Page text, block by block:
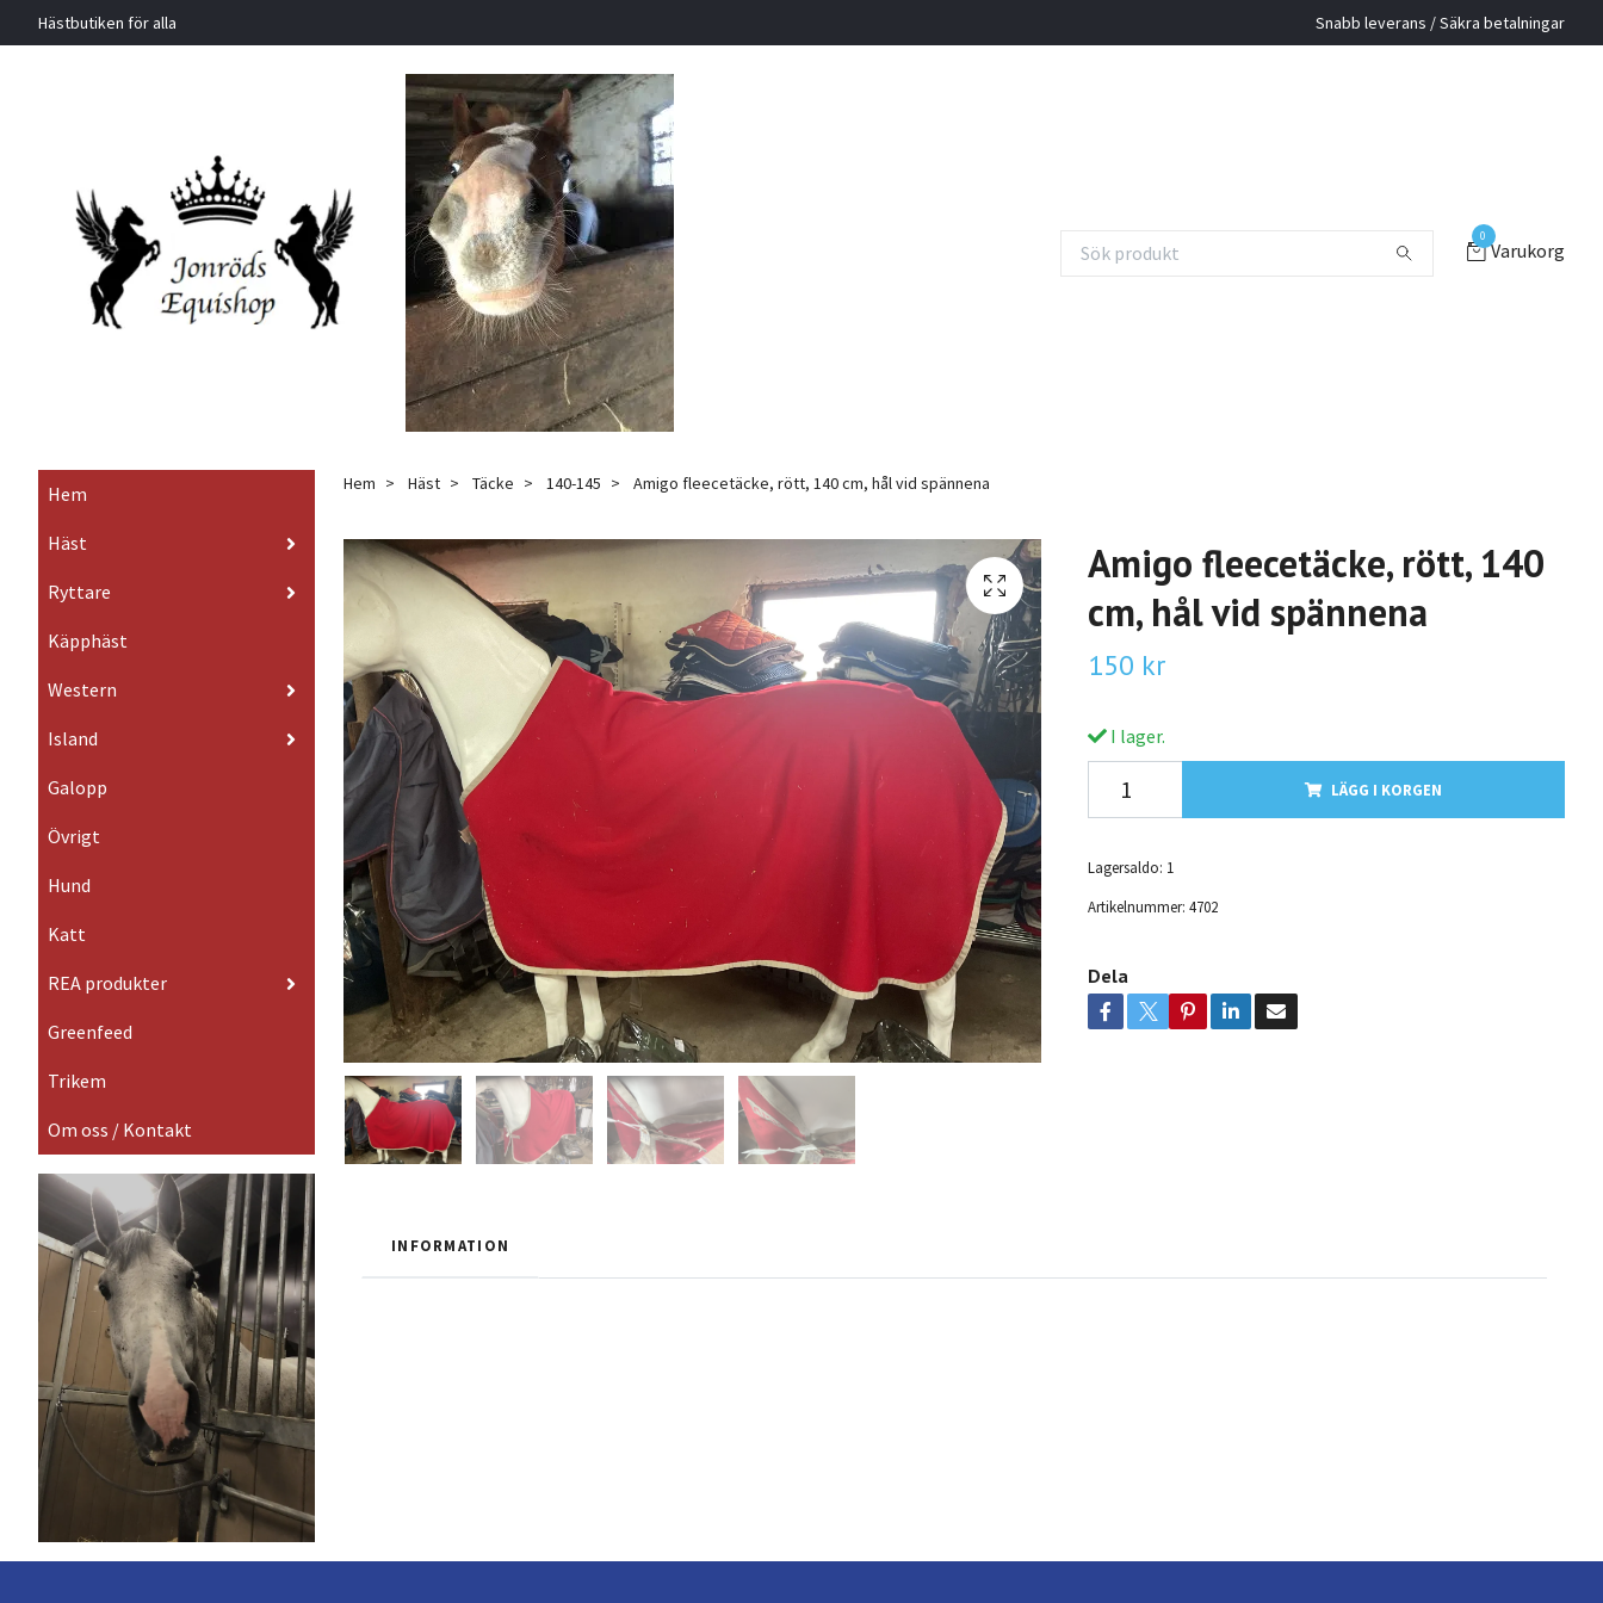
Hästbutiken för alla Snabb leverans / Säkra betalningar
0
Varukorg
Hem
Häst
Ryttare
Käpphäst
Western
Island
Galopp
Övrigt
Hund
Katt
REA produkter
Greenfeed
Trikem
Om oss / Kontakt
Hem Häst Täcke 140-145 Amigo fleecetäcke, rött, 140 cm, hål vid spännena
Amigo fleecetäcke, rött, 140
cm, hål vid spännena
150 kr
I lager.
LÄGG I KORGEN
Lagersaldo: 1
Artikelnummer: 4702
Dela
INFORMATION